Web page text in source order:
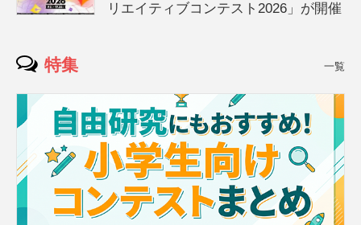
リエイティブコンテスト2026」が開催
特集 一覧